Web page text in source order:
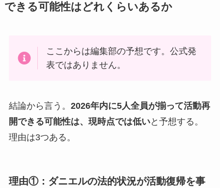
できる可能性はどれくらいあるか
ここからは編集部の予想です。公式発
表ではありません。
結論から言う。 2026年内に5人全員が揃って活動再
開できる可能性は、現時点では低いと予想する。
理由は3つある。
理由①：ダニエルの法的状況が活動復帰を事